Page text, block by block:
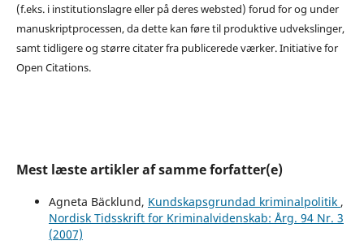
(f.eks. i institutionslagre eller på deres websted) forud for og under
manuskriptprocessen, da dette kan føre til produktive udvekslinger,
samt tidligere og større citater fra publicerede værker. Initiative for
Open Citations.
Mest læste artikler af samme forfatter(e)
Agneta Bäcklund, Kundskapsgrundad kriminalpolitik ,
Nordisk Tidsskrift for Kriminalvidenskab: Årg. 94 Nr. 3
(2007)